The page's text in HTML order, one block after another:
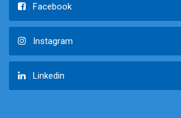
Facebook
Instagram
Linkedin